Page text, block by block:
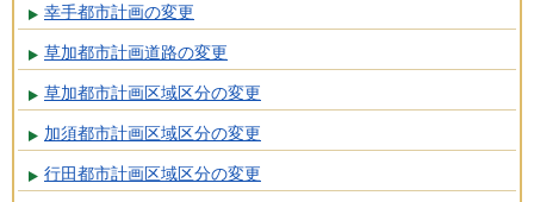
幸手都市計画の変更
草加都市計画道路の変更
草加都市計画区域区分の変更
加須都市計画区域区分の変更
行田都市計画区域区分の変更